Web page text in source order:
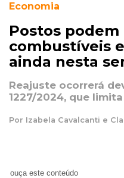
Economia
Postos
combustíveis
ainda nesta
Reajuste ocorrerá
1227/2024, que
Por Izabela Cavalcanti e
ouça este conteúdo